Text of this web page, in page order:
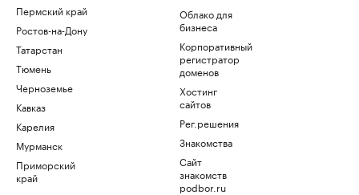
Пермский край
Ростов-на-Дону
Татарстан
Тюмень
Черноземье
Кавказ
Карелия
Мурманск
Приморский
край
Облако для
бизнеса
Корпоративный
регистратор
доменов
Хостинг
сайтов
Рег.решения
Знакомства
Сайт
знакомств
podbor.ru